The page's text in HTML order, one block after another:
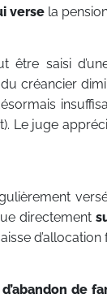
verse la
être saisi
créancier
Le juge
directement
d’allocation
de